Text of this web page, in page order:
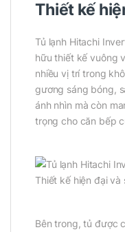
Thiết kế
Tủ lạnh Hitachi
hữu thiết kế vuông
nhiều vị trí trong
gương sáng bóng,
ánh nhìn mà còn
trọng cho căn bếp
Bên trong, tủ được